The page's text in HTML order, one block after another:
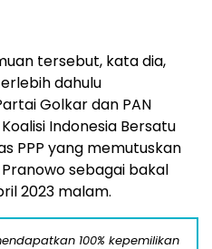
tersebut, kata dia,
dahulu
Golkar dan PAN
Indonesia Bersatu
PPP yang memutuskan
sebagai bakal
2023 malam.
100% kepemilikan